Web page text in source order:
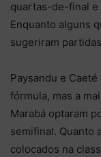
quartas-de-final e
Enquanto alguns
sugeriram
Paysandu e
fórmula, mas a
Marabá optaram
semifinal. Quanto
colocados na